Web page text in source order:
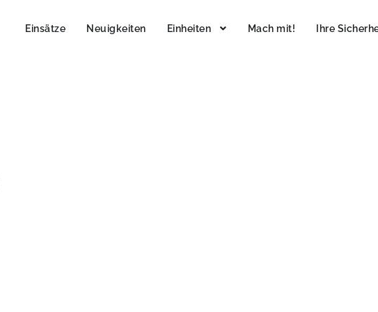
Einsätze Neuigkeiten Einheiten Mach mit! Ihre